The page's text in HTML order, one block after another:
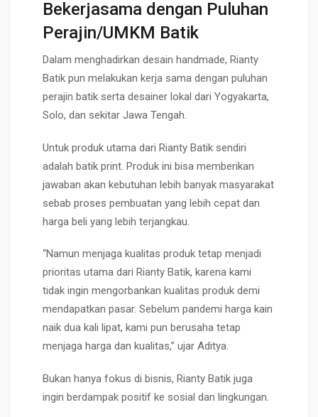
Bekerjasama dengan Puluhan
Perajin/UMKM Batik
Dalam menghadirkan desain handmade, Rianty
Batik pun melakukan kerja sama dengan puluhan
perajin batik serta desainer lokal dari Yogyakarta,
Solo, dan sekitar Jawa Tengah.
Untuk produk utama dari Rianty Batik sendiri
adalah batik print. Produk ini bisa memberikan
jawaban akan kebutuhan lebih banyak masyarakat
sebab proses pembuatan yang lebih cepat dan
harga beli yang lebih terjangkau.
“Namun menjaga kualitas produk tetap menjadi
prioritas utama dari Rianty Batik, karena kami
tidak ingin mengorbankan kualitas produk demi
mendapatkan pasar. Sebelum pandemi harga kain
naik dua kali lipat, kami pun berusaha tetap
menjaga harga dan kualitas,” ujar Aditya.
Bukan hanya fokus di bisnis, Rianty Batik juga
ingin berdampak positif ke sosial dan lingkungan.